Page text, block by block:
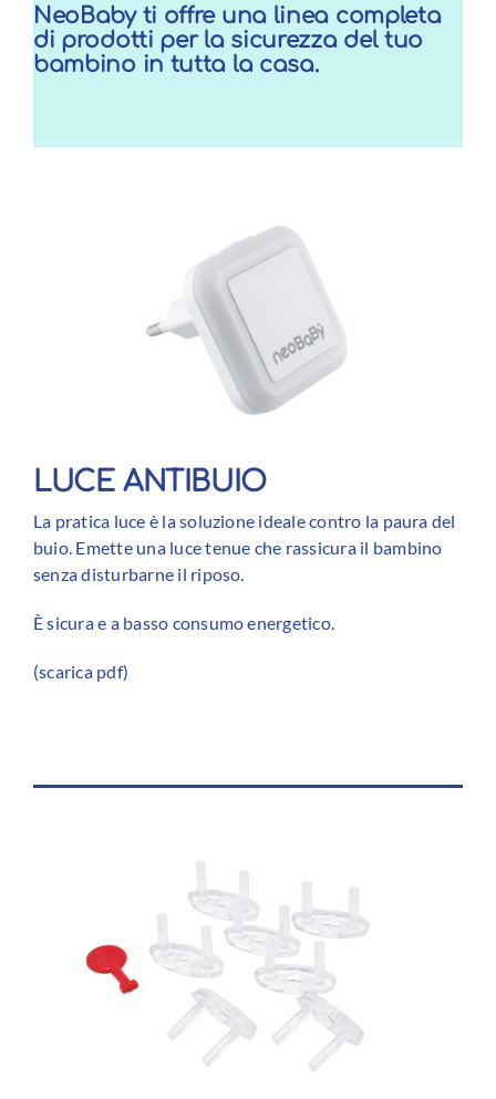
NeoBaby ti offre una linea completa
di prodotti per la sicurezza del tuo
bambino in tutta la casa.
LUCE ANTIBUIO
La pratica luce è la soluzione ideale contro la paura del
buio. Emette una luce tenue che rassicura il bambino
senza disturbarne il riposo.
È sicura e a basso consumo energetico.
(scarica pdf)